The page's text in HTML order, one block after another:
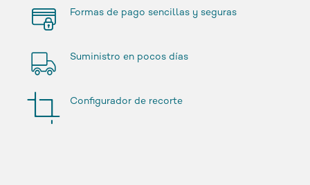
Formas de pago sencillas y seguras
Suministro en pocos días
Configurador de recorte